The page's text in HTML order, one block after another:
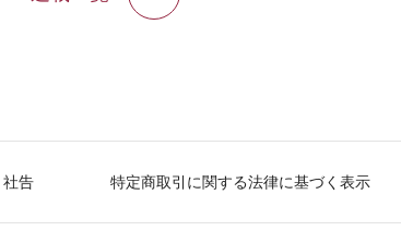
社告 特定商取引に関する法律に基づく表示